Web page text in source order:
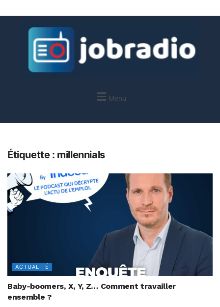
Menu
Étiquette : millennials
ACTUALITÉ
Baby-boomers, X, Y, Z… Comment travailler
ensemble ?